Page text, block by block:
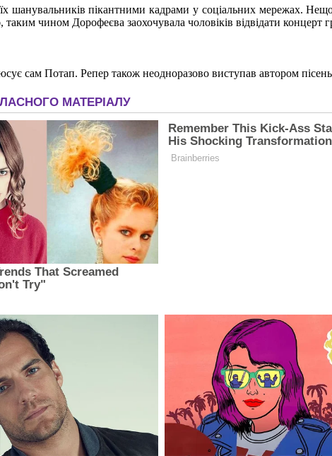
шанувальників пікантними кадрами у соціальних мережах.
чином Дорофеєва заохочувала чоловіків відвідати концерт
сам Потап. Репер також неодноразово виступав автором пісень